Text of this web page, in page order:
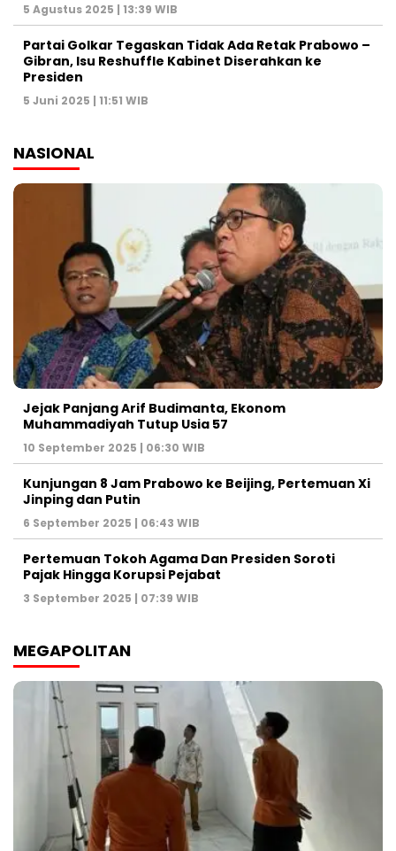
5 Agustus 2025 | 13:39 WIB
Partai Golkar Tegaskan Tidak Ada Retak Prabowo –
Gibran, Isu Reshuffle Kabinet Diserahkan ke
Presiden
5 Juni 2025 | 11:51 WIB
NASIONAL
Jejak Panjang Arif Budimanta, Ekonom
Muhammadiyah Tutup Usia 57
10 September 2025 | 06:30 WIB
Kunjungan 8 Jam Prabowo ke Beijing, Pertemuan Xi
Jinping dan Putin
6 September 2025 | 06:43 WIB
Pertemuan Tokoh Agama Dan Presiden Soroti
Pajak Hingga Korupsi Pejabat
3 September 2025 | 07:39 WIB
MEGAPOLITAN